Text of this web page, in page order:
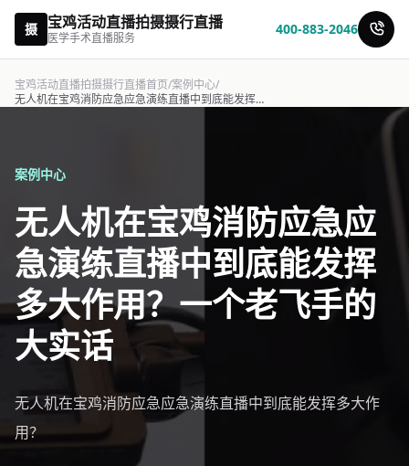
摄 宝鸡活动直播拍摄摄行直播
医学手术直播服务
400-883-2046
宝鸡活动直播拍摄摄行直播首页/案例中心/
无人机在宝鸡消防应急应急演练直播中到底能发挥多大作用？一个老飞手的大实话
案例中心
无人机在宝鸡消防应急应
急演练直播中到底能发挥
多大作用？一个老飞手的
大实话
无人机在宝鸡消防应急应急演练直播中到底能发挥多大作
用？